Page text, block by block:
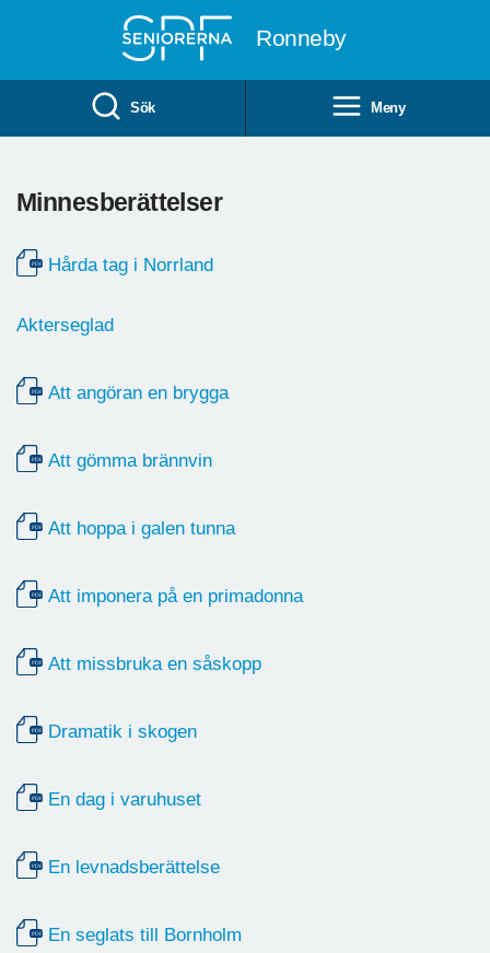
Ronneby
Sök Meny
Minnesberättelser
Hårda tag i Norrland
Akterseglad
Att angöran en brygga
Att gömma brännvin
Att hoppa i galen tunna
Att imponera på en primadonna
Att missbruka en såskopp
Dramatik i skogen
En dag i varuhuset
En levnadsberättelse
En seglats till Bornholm